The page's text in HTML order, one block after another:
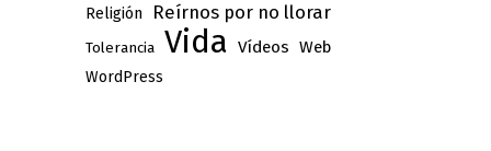
Religión Reírnos por no llorar
Tolerancia Vida Vídeos Web
WordPress